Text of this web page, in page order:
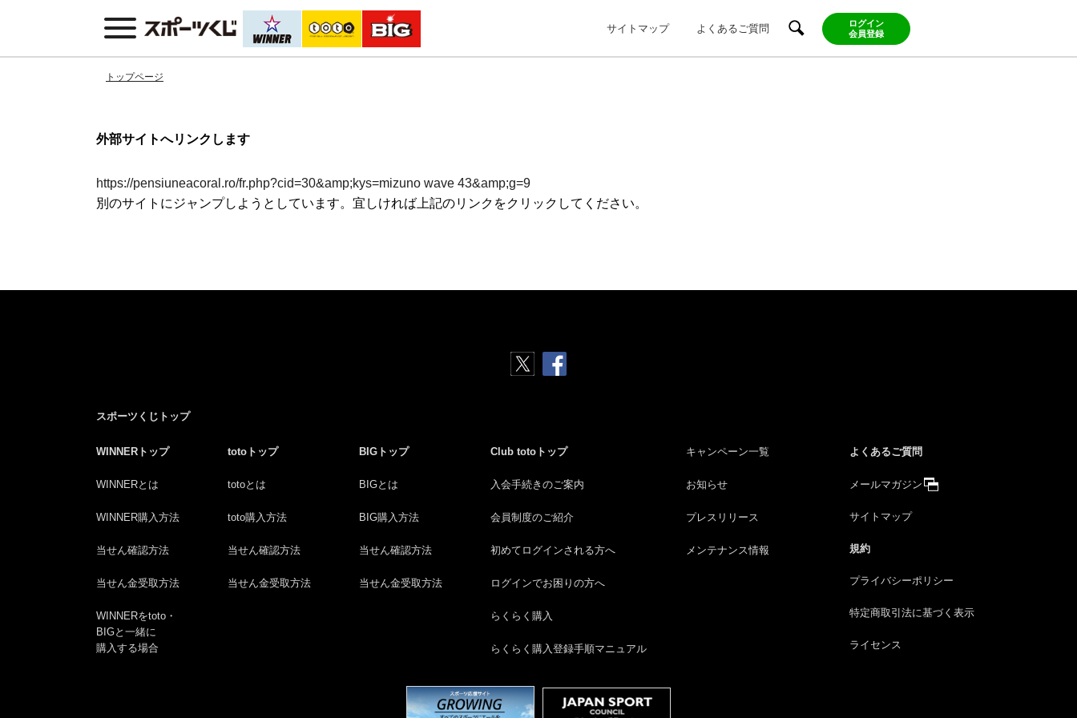
サイトマップ よくあるご質問
ログイン
会員登録
トップページ
外部サイトへリンクします
https://pensiuneacoral.ro/fr.php?cid=30&amp;kys=mizuno wave 43&amp;g=9
別のサイトにジャンプしようとしています。宜しければ上記のリンクをクリックしてください。
スポーツくじトップ
WINNERトップ
WINNERとは
WINNER購入方法
当せん確認方法
当せん金受取方法
WINNERをtoto・
BIGと一緒に
購入する場合
totoトップ
totoとは
toto購入方法
当せん確認方法
当せん金受取方法
BIGトップ
BIGとは
BIG購入方法
当せん確認方法
当せん金受取方法
Club totoトップ
入会手続きのご案内
会員制度のご紹介
初めてログインされる方へ
ログインでお困りの方へ
らくらく購入
らくらく購入登録手順マニュアル
キャンペーン一覧
お知らせ
プレスリリース
メンテナンス情報
よくあるご質問
メールマガジン
サイトマップ
規約
プライバシーポリシー
特定商取引法に基づく表示
ライセンス